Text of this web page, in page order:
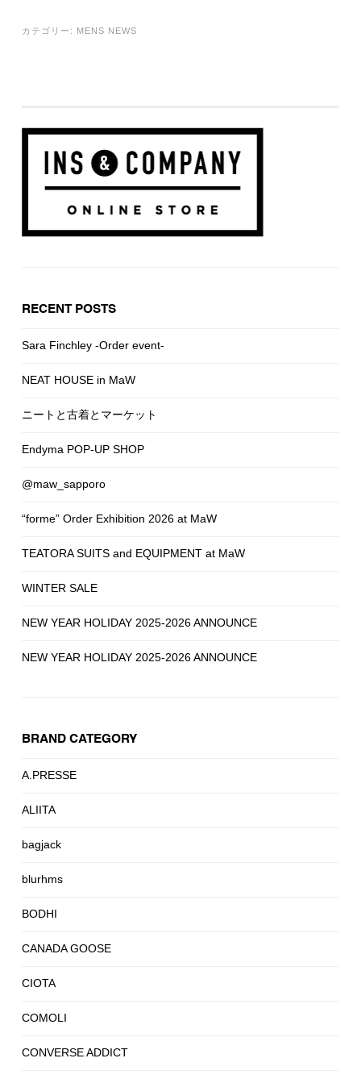
カテゴリー: MENS NEWS
RECENT POSTS
Sara Finchley -Order event-
NEAT HOUSE in MaW
ニートと古着とマーケット
Endyma POP-UP SHOP
@maw_sapporo
“forme” Order Exhibition 2026 at MaW
TEATORA SUITS and EQUIPMENT at MaW
WINTER SALE
NEW YEAR HOLIDAY 2025-2026 ANNOUNCE
NEW YEAR HOLIDAY 2025-2026 ANNOUNCE
BRAND CATEGORY
A.PRESSE
ALIITA
bagjack
blurhms
BODHI
CANADA GOOSE
CIOTA
COMOLI
CONVERSE ADDICT